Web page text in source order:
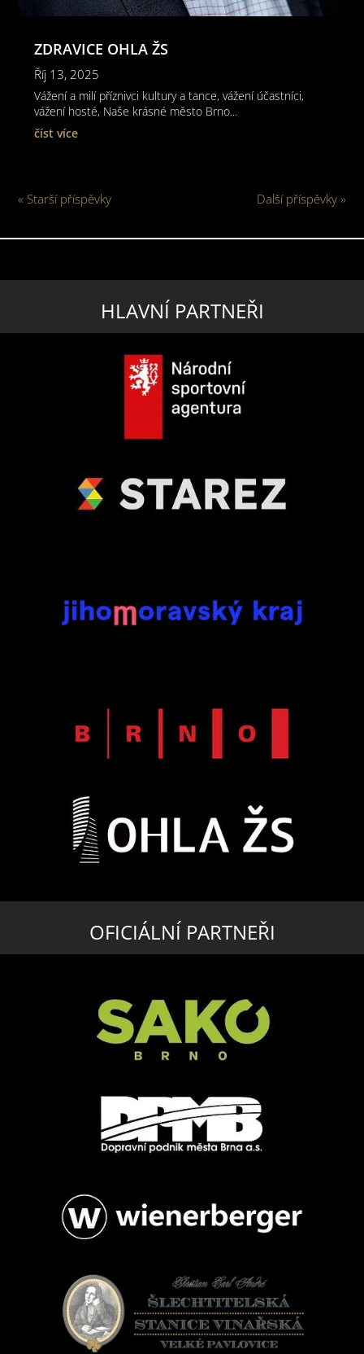
ZDRAVICE OHLA ŽS
Říj 13, 2025
Vážení a milí příznivci kultury a tance, vážení účastníci,
vážení hosté, Naše krásné město Brno...
číst více
« Starší příspěvky Další příspěvky »
HLAVNÍ PARTNEŘI
OFICIÁLNÍ PARTNEŘI